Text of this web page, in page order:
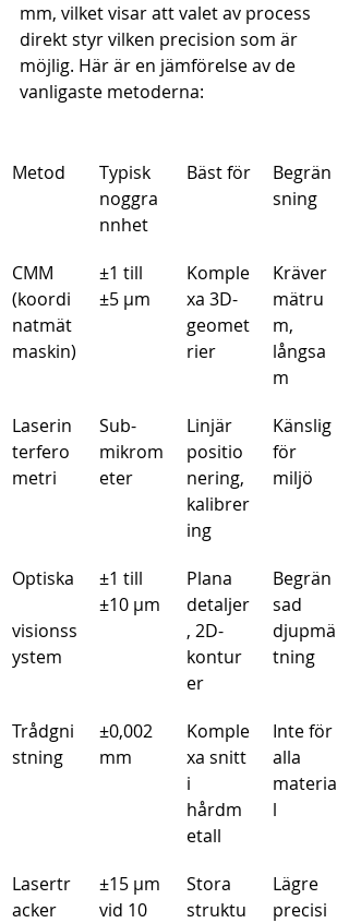
mm, vilket visar att valet av process
direkt styr vilken precision som är
möjlig. Här är en jämförelse av de
vanligaste metoderna:
Metod
Typisk
noggra
nnhet
Bäst för
Begrän
sning
CMM
(koordi
natmät
maskin)
±1 till
±5 μm
Komple
xa 3D-
geomet
rier
Kräver
mätru
m,
långsa
m
Laserin
terfero
metri
Sub-
mikrom
eter
Linjär
positio
nering,
kalibrer
ing
Känslig
för
miljö
Optiska
visionss
ystem
±1 till
±10 μm
Plana
detaljer
, 2D-
kontur
er
Begrän
sad
djupmä
tning
Trådgni
stning
±0,002
mm
Komple
xa snitt
i
hårdm
etall
Inte för
alla
materia
l
Lasertr
acker
±15 μm
vid 10
Stora
struktu
Lägre
precisi